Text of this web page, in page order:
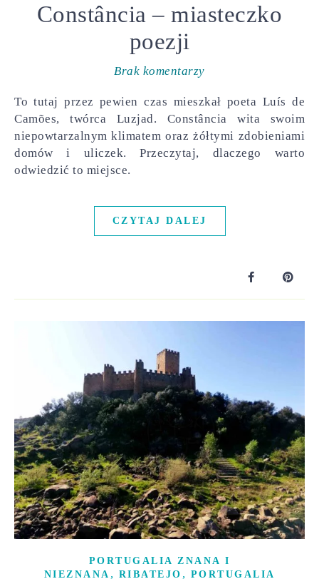
Constância – miasteczko
poezji
Brak komentarzy
To tutaj przez pewien czas mieszkał poeta Luís de
Camões, twórca Luzjad. Constância wita swoim
niepowtarzalnym klimatem oraz żółtymi zdobieniami
domów i uliczek. Przeczytaj, dlaczego warto
odwiedzić to miejsce.
CZYTAJ DALEJ
PORTUGALIA ZNANA I
NIEZNANA , RIBATEJO , PORTUGALIA